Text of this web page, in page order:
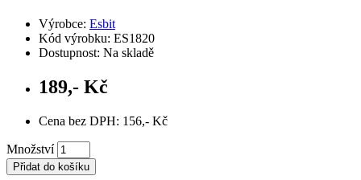
Výrobce: Esbit
Kód výrobku: ES1820
Dostupnost: Na skladě
189,- Kč
Cena bez DPH: 156,- Kč
Množství
Přidat do košíku